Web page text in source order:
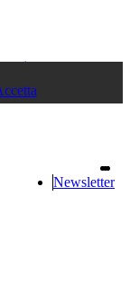
oppure registrati
Newsletter